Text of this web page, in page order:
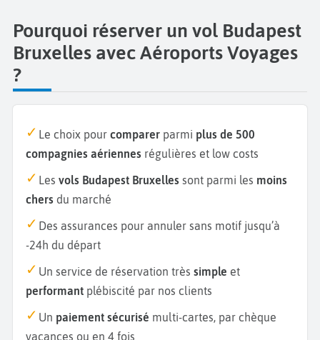
Pourquoi réserver un vol Budapest
Bruxelles avec Aéroports Voyages
?
Le choix pour comparer parmi plus de 500
compagnies aériennes régulières et low costs
Les vols Budapest Bruxelles sont parmi les moins
chers du marché
Des assurances pour annuler sans motif jusqu’à
-24h du départ
Un service de réservation très simple et
performant plébiscité par nos clients
Un paiement sécurisé multi-cartes, par chèque
vacances ou en 4 fois